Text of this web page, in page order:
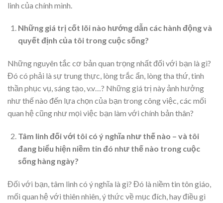
linh của chính mình.
Những giá trị cốt lõi nào hướng dẫn các hành động và
quyết định của tôi trong cuộc sống?
Những nguyên tắc cơ bản quan trọng nhất đối với bạn là gì?
Đó có phải là sự trung thực, lòng trắc ẩn, lòng tha thứ, tinh
thần phục vụ, sáng tạo, v.v…? Những giá trị này ảnh hưởng
như thế nào đến lựa chọn của bạn trong công việc, các mối
quan hệ cũng như mọi việc bạn làm với chính bản thân?
Tâm linh đối với tôi có ý nghĩa như thế nào – và tôi
đang biểu hiện niềm tin đó như thế nào trong cuộc
sống hàng ngày?
Đối với bạn, tâm linh có ý nghĩa là gì? Đó là niềm tin tôn giáo,
mối quan hệ với thiên nhiên, ý thức về mục đích, hay điều gì